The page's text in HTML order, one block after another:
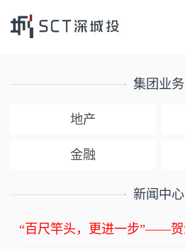
集团业务
地产
金融
新闻中心